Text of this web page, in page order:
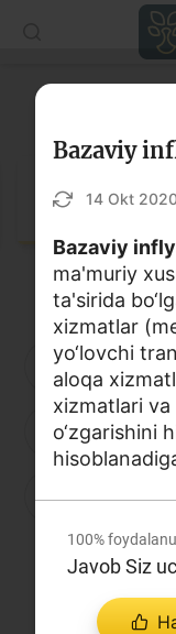
Maqolalar
O‘quv
Lug‘at
Moliyaviy
Video
Loyihalar
Interaktiv
Sayt
Lug‘at
A B
J
P Q
V
Bazaviy
14 Okt
Bazaviy
ma'muriy
ta'sirida
xizmatlar
yo‘lovchi
aloqa
xizmatlari
o‘zgarishini
100%
Javob Siz